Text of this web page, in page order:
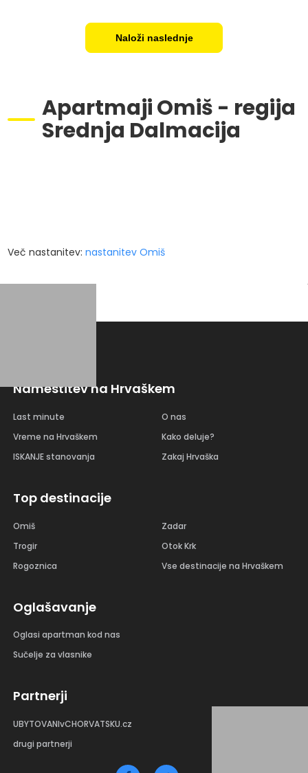
Naloži naslednje
Apartmaji Omiš - regija
Srednja Dalmacija
Več nastanitev: nastanitev Omiš
Namestitev na Hrvaškem
Last minute
Vreme na Hrvaškem
ISKANJE stanovanja
O nas
Kako deluje?
Zakaj Hrvaška
Top destinacije
Omiš
Trogir
Rogoznica
Zadar
Otok Krk
Vse destinacije na Hrvaškem
Oglašavanje
Oglasi apartman kod nas
Sučelje za vlasnike
Partnerji
UBYTOVANIvCHORVATSKU.cz
drugi partnerji